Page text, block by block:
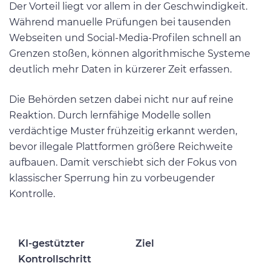
Der Vorteil liegt vor allem in der Geschwindigkeit.
Während manuelle Prüfungen bei tausenden
Webseiten und Social-Media-Profilen schnell an
Grenzen stoßen, können algorithmische Systeme
deutlich mehr Daten in kürzerer Zeit erfassen.
Die Behörden setzen dabei nicht nur auf reine
Reaktion. Durch lernfähige Modelle sollen
verdächtige Muster frühzeitig erkannt werden,
bevor illegale Plattformen größere Reichweite
aufbauen. Damit verschiebt sich der Fokus von
klassischer Sperrung hin zu vorbeugender
Kontrolle.
KI-gestützter
Kontrollschritt
Ziel